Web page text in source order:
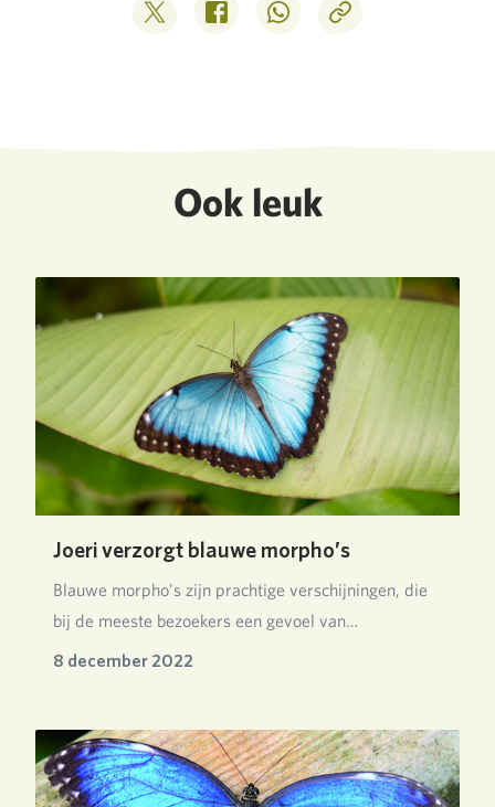
Deel op TwitterDeel op Facebook
Deel op WhatsApp
Kopieer link
Ook leuk
Joeri verzorgt blauwe morpho’s
Blauwe morpho’s zijn prachtige verschijningen, die
bij de meeste bezoekers een gevoel van
verwonderi…
8 december 2022